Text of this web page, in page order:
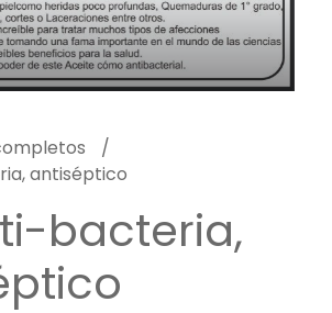
antiséptico
bacteria,